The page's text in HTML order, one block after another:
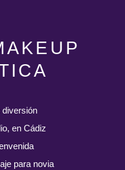
diversión
en Cádiz
para novia